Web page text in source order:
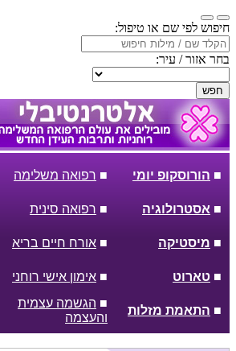
חיפוש לפי שם או טיפול:
בחר אזור / עיר:
חפש
■ הורוסקופ יומי ■ רפואה משלימה
■ אסטרולוגיה ■ רפואה סינית
■ מיסטיקה ■ אורח חיים בריא
■ טארוט ■ אימון אישי רוחני
■ התאמת מזלות
■ הגשמה עצמית
והעצמה